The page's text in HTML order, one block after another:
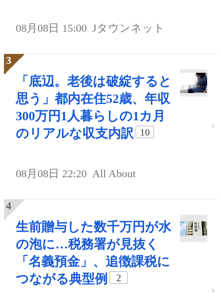
08月08日 15:00 Jタウンネット
「底辺。老後は破綻すると
思う」都内在住52歳、年収
300万円1人暮らしの1カ月
のリアルな収支内訳
10
08月08日 22:20 All About
生前贈与した数千万円が水
の泡に…税務署が見抜く
「名義預金」、追徴課税に
つながる典型例
2